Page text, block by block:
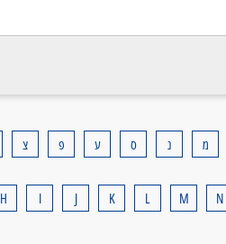
לכל המאמרים
מ נ ס ע פ צ
H I J K L M N